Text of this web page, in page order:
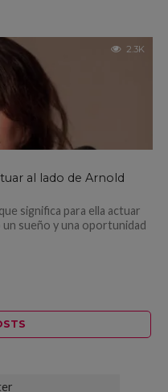
2.3K
al lado de Arnold
significa para ella actuar
un sueño y una oportunidad